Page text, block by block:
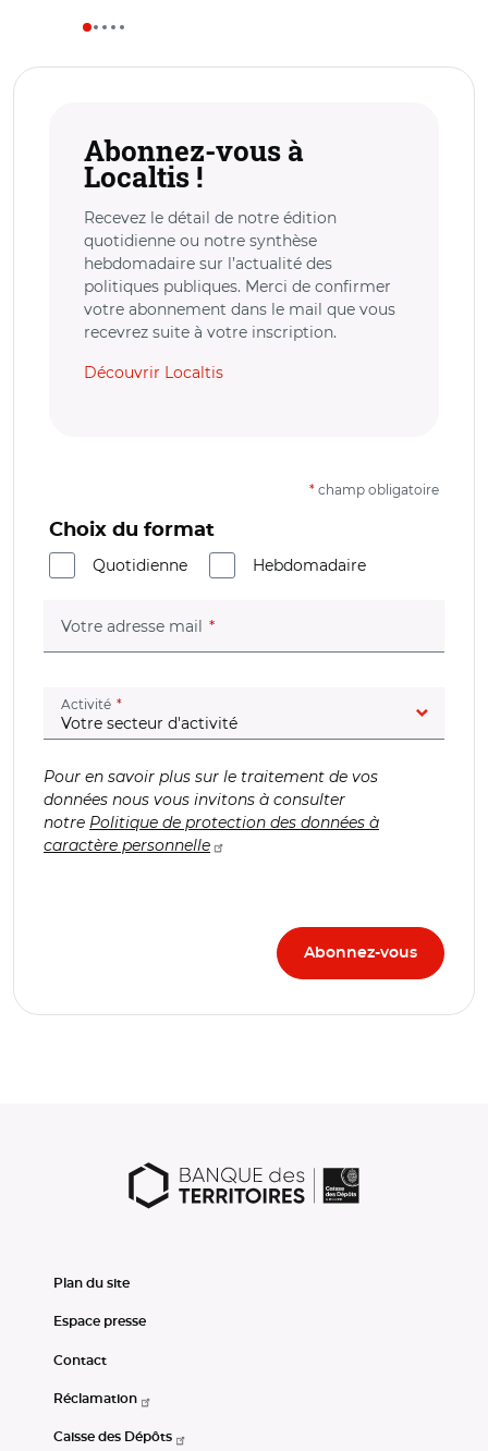
Abonnez-vous à
Localtis !
Recevez le détail de notre édition
quotidienne ou notre synthèse
hebdomadaire sur l’actualité des
politiques publiques. Merci de confirmer
votre abonnement dans le mail que vous
recevrez suite à votre inscription.
Découvrir Localtis
* champ obligatoire
Choix du format
Quotidienne
Hebdomadaire
Votre adresse mail (champ obligatoire)
Activité (champ obligatoire)
Pour en savoir plus sur le traitement de vos
données nous vous invitons à consulter
notre Politique de protection des données à
caractère personnelle
Plan du site
Espace presse
Contact
Réclamation
Caisse des Dépôts